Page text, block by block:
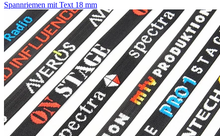
Spannriemen mit Text 18 mm